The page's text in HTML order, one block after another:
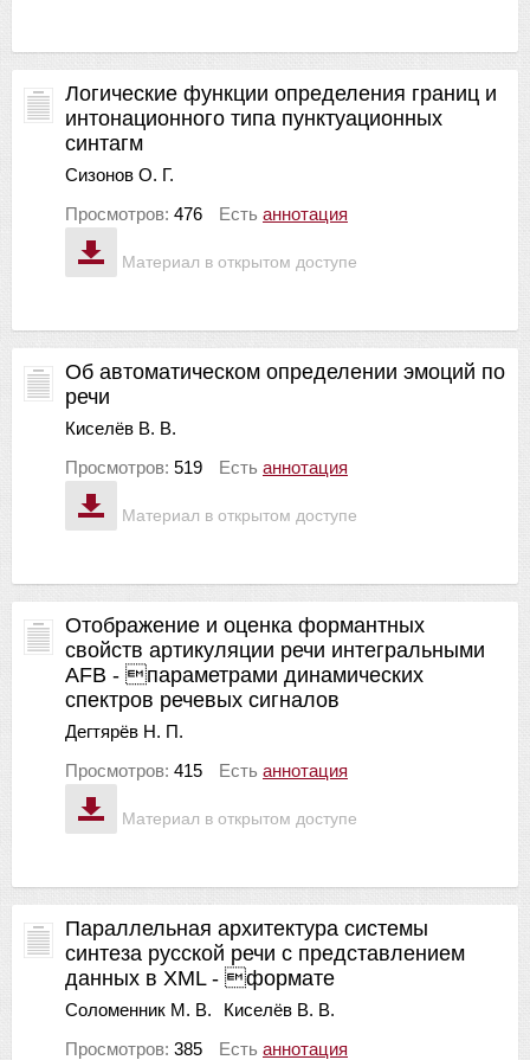
Материал в открытом доступе
Логические функции определения границ и
интонационного типа пунктуационных
синтагм
Сизонов О. Г.
Просмотров: 476 Есть аннотация
Материал в открытом доступе
Об автоматическом определении эмоций по
речи
Киселёв В. В.
Просмотров: 519 Есть аннотация
Материал в открытом доступе
Отображение и оценка формантных
свойств артикуляции речи интегральными
AFB - параметрами динамических
спектров речевых сигналов
Дегтярёв Н. П.
Просмотров: 415 Есть аннотация
Параллельная архитектура системы
синтеза русской речи с представлением
данных в XML - формате
Соломенник М. В.
Киселёв В. В.
Просмотров: 385 Есть аннотация